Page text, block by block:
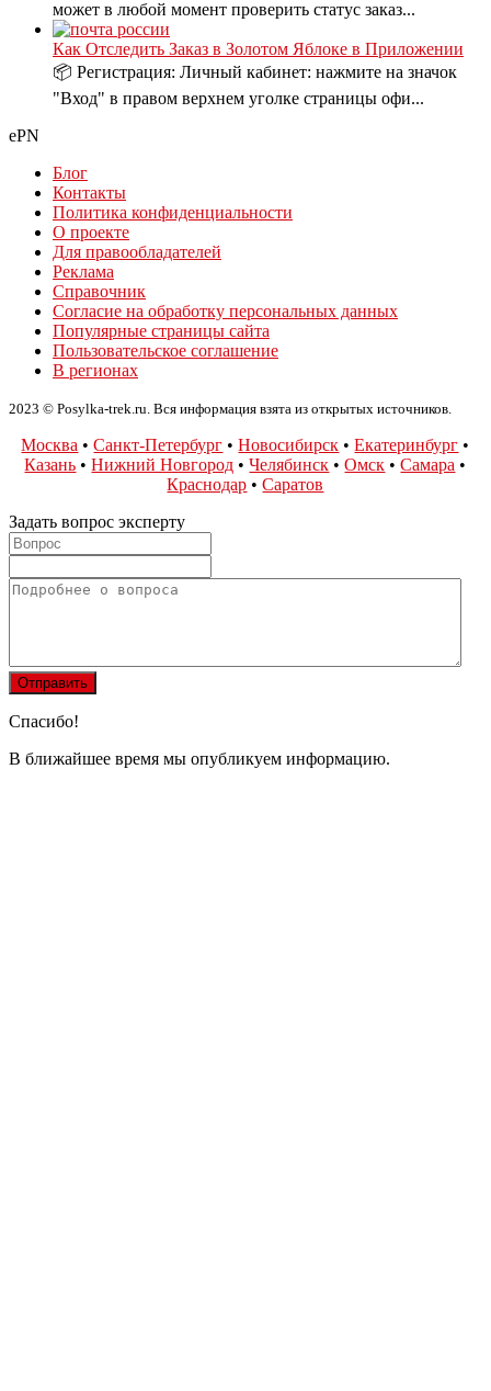
может в любой момент проверить статус заказ...
Как Отследить Заказ в Золотом Яблоке в Приложении
📦 Регистрация: Личный кабинет: нажмите на значок
"Вход" в правом верхнем уголке страницы офи...
ePN
Блог
Контакты
Политика конфиденциальности
О проекте
Для правообладателей
Реклама
Справочник
Согласие на обработку персональных данных
Популярные страницы сайта
Пользовательское соглашение
В регионах
2023 © Posylka-trek.ru. Вся информация взята из открытых источников.
Москва •Санкт-Петербург •Новосибирск •Екатеринбург •
Казань •Нижний Новгород •Челябинск •Омск •Самара •
Краснодар •Саратов
Задать вопрос эксперту
Спасибо!
В ближайшее время мы опубликуем информацию.